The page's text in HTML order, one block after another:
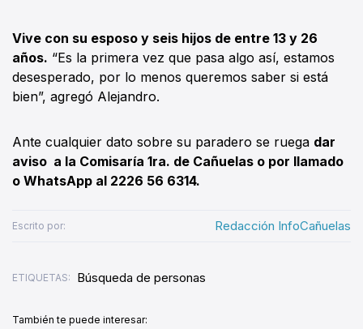
Vive con su esposo y seis hijos de entre 13 y 26
años. “Es la primera vez que pasa algo así, estamos
desesperado, por lo menos queremos saber si está
bien”, agregó Alejandro.
Ante cualquier dato sobre su paradero se ruega dar
aviso a la Comisaría 1ra. de Cañuelas o por llamado
o WhatsApp al 2226 56 6314.
Escrito por: Redacción InfoCañuelas
ETIQUETAS: Búsqueda de personas
También te puede interesar: